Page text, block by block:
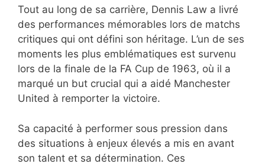
Tout au long de sa carrière, Dennis Law a livré
des performances mémorables lors de matchs
critiques qui ont défini son héritage. L’un de ses
moments les plus emblématiques est survenu
lors de la finale de la FA Cup de 1963, où il a
marqué un but crucial qui a aidé Manchester
United à remporter la victoire.
Sa capacité à performer sous pression dans
des situations à enjeux élevés a mis en avant
son talent et sa détermination. Ces